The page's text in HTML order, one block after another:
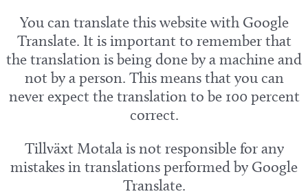
You can translate this website with Google
Translate. It is important to remember that
the translation is being done by a machine and
not by a person. This means that you can
never expect the translation to be 100 percent
correct.
Tillväxt Motala is not responsible for any
mistakes in translations performed by Google
Translate.